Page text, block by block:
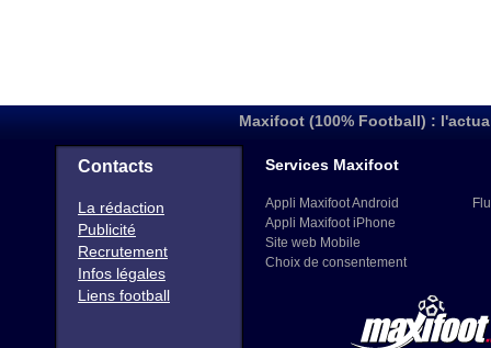
Maxifoot (100% Football) :
Contacts
La rédaction
Publicité
Recrutement
Infos légales
Liens football
Services Maxifoot
Appli Maxifoot Android
Appli Maxifoot iPhone
Site web Mobile
Choix de consentement